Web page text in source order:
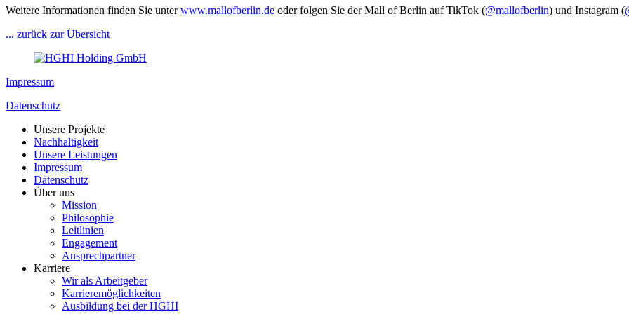
Weitere Informationen finden Sie unterwww.mallofberlin.de oder folgen Sie der Mall of Berlin auf TikTok (@mallofberlin) und Instagram (
... zurück zur Übersicht
Impressum
Datenschutz
Unsere Projekte
Nachhaltigkeit
Unsere Leistungen
Impressum
Datenschutz
Über uns
Mission
Philosophie
Leitlinien
Engagement
Ansprechpartner
Karriere
Wir als Arbeitgeber
Karrieremöglichkeiten
Ausbildung bei der HGHI